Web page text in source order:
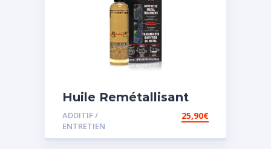
Huile Remétallisant
Moteur SMT2
ADDITIF /
ENTRETIEN
25,90€